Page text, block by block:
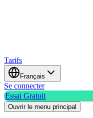
Tarifs
Français
Se connecter
Essai Gratuit
Ouvrir le menu principal